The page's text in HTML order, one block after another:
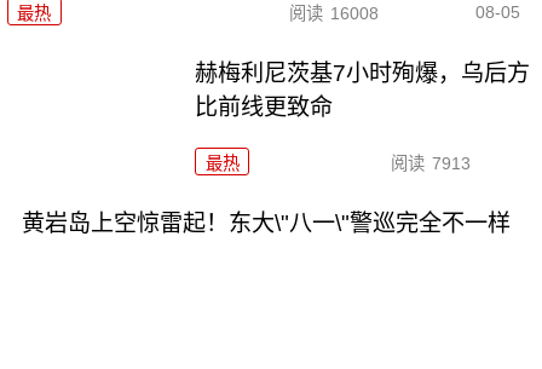
最热 阅读 16008 08-05
赫梅利尼茨基7小时殉爆，乌后方
比前线更致命
最热 阅读 7913
黄岩岛上空惊雷起！东大\"八一\"警巡完全不一样